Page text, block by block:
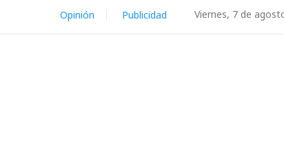
content
Viernes, 7 de
Opinión Publicidad